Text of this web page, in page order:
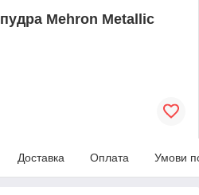
Mehron Metallic
Доставка Оплата Умови